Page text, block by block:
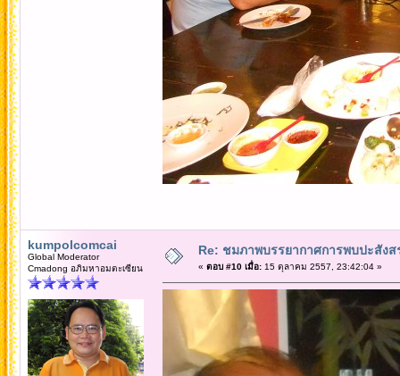
kumpolcomcai
Global Moderator
Cmadong อภิมหาอมตะเซียน
Re: ชมภาพบรรยากาศการพบปะสัง
« ตอบ #10 เมื่อ:15 ตุลาคม 2557, 23:42:04 »